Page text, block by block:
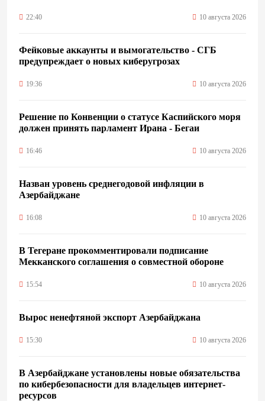
22:40 10 августа 2026
Фейковые аккаунты и вымогательство - СГБ
предупреждает о новых киберугрозах
19:36 10 августа 2026
Решение по Конвенции о статусе Каспийского моря
должен принять парламент Ирана - Бегаи
16:46 10 августа 2026
Назван уровень среднегодовой инфляции в
Азербайджане
16:08 10 августа 2026
В Тегеране прокомментировали подписание
Мекканского соглашения о совместной обороне
15:54 10 августа 2026
Вырос ненефтяной экспорт Азербайджана
15:30 10 августа 2026
В Азербайджане установлены новые обязательства
по кибербезопасности для владельцев интернет-
ресурсов